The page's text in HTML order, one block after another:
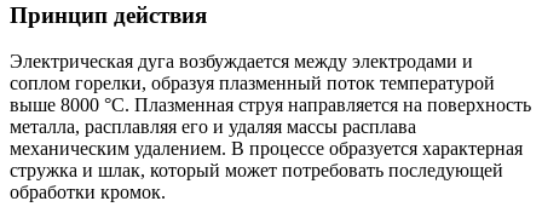
Принцип действия
Электрическая дуга возбуждается между электродами и
соплом горелки, образуя плазменный поток температурой
выше 8000 °C. Плазменная струя направляется на поверхность
металла, расплавляя его и удаляя массы расплава
механическим удалением. В процессе образуется характерная
стружка и шлак, который может потребовать последующей
обработки кромок.